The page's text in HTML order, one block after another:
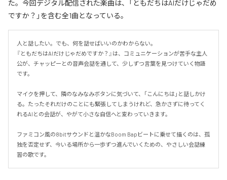
た。今回デジタル配信された楽曲は、「ともだちはAIだけじゃだめ
ですか？」を含む全1曲となっている。
人と話したい。でも、何を話せばいいのかわからない。
『ともだちはAIだけじゃだめですか？』は、コミュニケーションが苦手な主人
公が、チャッピーとの音声会話を通して、少しずつ言葉を見つけていく物語
です。
マイクを押して、隣のなみなみボタンに気づいて、「こんにちは」と話しかけ
る。たったそれだけのことにも緊張してしまうけれど、急かさずに待ってく
れるAIとの会話が、やがて小さな自信へと変わっていきます。
ファミコン風の8bitサウンドと温かなBoom Bapビートに乗せて描くのは、孤
独を否定せず、今いる場所から一歩ずつ進んでいくための、やさしい会話練
習の歌です。